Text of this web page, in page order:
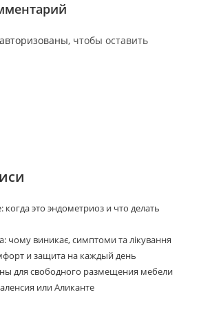
авторизованы, чтобы оставить
это эндометриоз и что делать
чому виникає, симптоми та лікування
и защита на каждый день
для свободного размещения мебели
или Аликанте